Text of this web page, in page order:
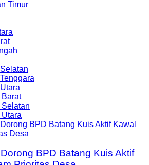
Timur
Barat
BPD Batang Kuis Aktif